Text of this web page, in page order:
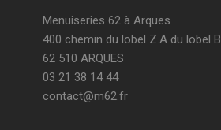
Menuiseries 62 à Arques
400 chemin du lobel Z.A du lobel B
62 510 ARQUES
03 21 38 14 44
contact@m62.fr